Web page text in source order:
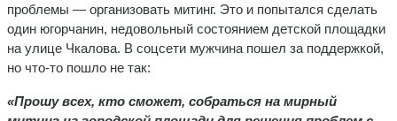
проблемы — организовать митинг. Это и попытался сделать
один югорчанин, недовольный состоянием детской площадки
на улице Чкалова. В соцсети мужчина пошел за поддержкой,
но что-то пошло не так:
«Прошу всех, кто сможет, собраться на мирный